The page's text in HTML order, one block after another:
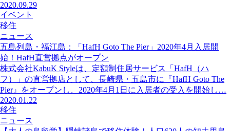
2020.09.29
イベント
移住
ニュース
五島列島・福江島：「HafH Goto The Pier」2020年4月入居開
始！HafH直営拠点がオープン
株式会社KabuK Styleは、定額制住居サービス「HafH（ハ
フ）」の直営拠店として、長崎県・五島市に『HafH Goto The
Pier』をオープンし、2020年4⽉1⽇に入居者の受入を開始し…
2020.01.22
移住
ニュース